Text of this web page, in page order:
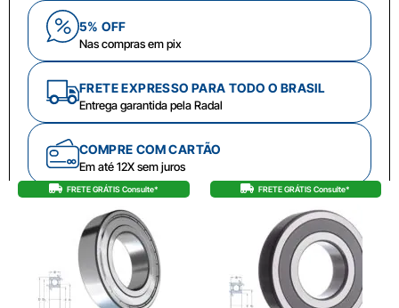
5% OFF
Nas compras em pix
FRETE EXPRESSO PARA TODO O BRASIL
Entrega garantida pela Radal
COMPRE COM CARTÃO
Em até 12X sem juros
FRETE GRÁTIS Consulte* FRETE GRÁTIS Consulte*